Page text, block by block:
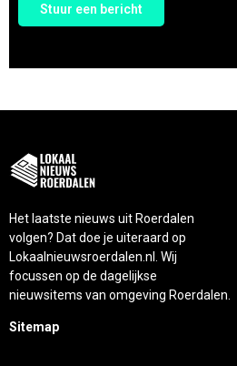
Stuur een bericht
Het laatste nieuws uit Roerdalen
volgen? Dat doe je uiteraard op
Lokaalnieuwsroerdalen.nl. Wij
focussen op de dagelijkse
nieuwsitems van omgeving Roerdalen.
Sitemap